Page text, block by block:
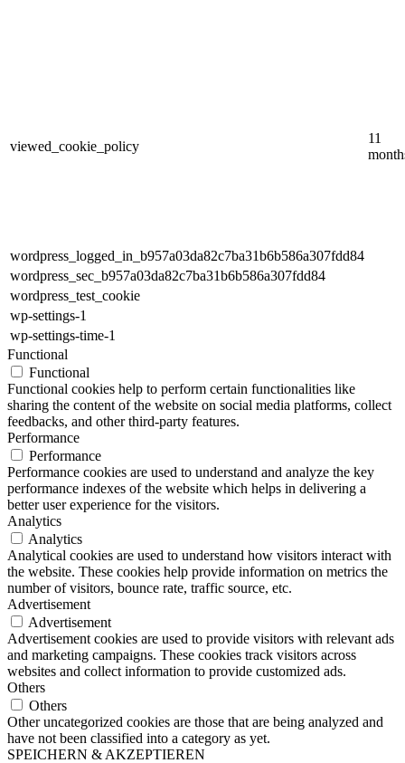
viewed_cookie_policy
11
wordpress_logged_in_b957a03da82c7ba31b6b586a307fdd84
wordpress_sec_b957a03da82c7ba31b6b586a307fdd84
wordpress_test_cookie
wp-settings-1
wp-settings-time-1
Functional
Functional
Functional cookies help to perform certain functionalities like
sharing the content of the website on social media platforms, collect
feedbacks, and other third-party features.
Performance
Performance
Performance cookies are used to understand and analyze the key
performance indexes of the website which helps in delivering a
better user experience for the visitors.
Analytics
Analytics
Analytical cookies are used to understand how visitors interact with
the website. These cookies help provide information on metrics the
number of visitors, bounce rate, traffic source, etc.
Advertisement
Advertisement
Advertisement cookies are used to provide visitors with relevant ads
and marketing campaigns. These cookies track visitors across
websites and collect information to provide customized ads.
Others
Others
Other uncategorized cookies are those that are being analyzed and
have not been classified into a category as yet.
SPEICHERN & AKZEPTIEREN